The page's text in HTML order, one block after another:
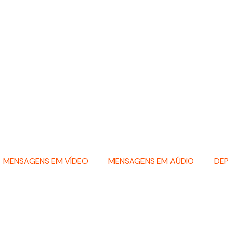
MENSAGENS EM VÍDEO MENSAGENS EM AÚDIO